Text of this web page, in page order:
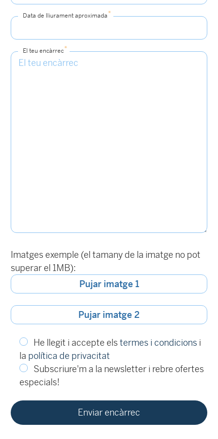
Data de lliurament aproximada*
El teu encàrrec*
Imatges exemple (el tamany de la imatge no pot
superar el 1MB):
Pujar imatge 1
Pujar imatge 2
He llegit i accepte elstermes i condicions i
la política de privacitat
Subscriure'm a la newsletter i rebre ofertes
especials!